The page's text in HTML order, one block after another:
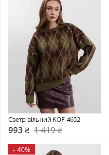
Светр вільний KOF-4652
993 ₴ 1 419 ₴
- 40%